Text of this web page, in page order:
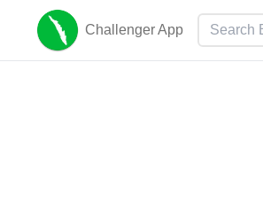
Challenger App